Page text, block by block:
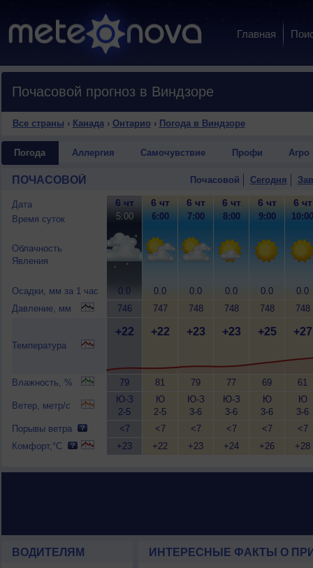
Главная
Почасовой прогноз в Виндзоре
Все страны › Канада› Онтарио › Погода в Виндзоре
Погода Аллергия Самочувствие Профи Агро
ПОЧАСОВОЙ Почасовой Сегодня
Дата
Время суток
Облачность
Явления
Осадки, мм за 1 час
Давление, мм
Температура
Влажность, %
Ветер, метр/с
Порывы ветра
Комфорт,°C
6 чт
5:00
0.0
746
+22
79
Ю-З
2-5
<7
+23
6 чт
6:00
0.0
747
+22
81
Ю
2-5
<7
+22
6 чт
7:00
0.0
748
+23
79
Ю-З
3-6
<7
+23
6 чт
8:00
0.0
748
+23
77
Ю-З
3-6
<7
+24
6 чт
9:00
0.0
748
+25
69
Ю
3-6
<7
+26
6 чт
10:00
0.0
748
+27
61
Ю
3-6
<7
+28
ВОДИТЕЛЯМ ИНТЕРЕСНЫЕ ФАКТЫ О